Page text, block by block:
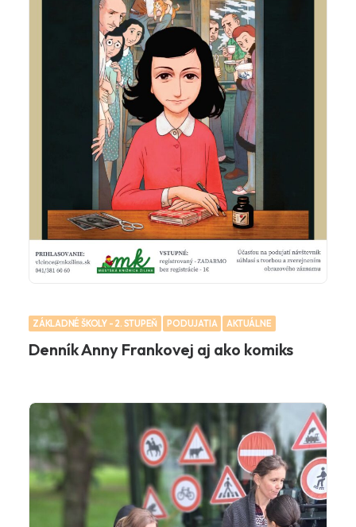
ZÁKLADNÉ ŠKOLY - 2. STUPEŇ PODUJATIA AKTUÁLNE
Denník Anny Frankovej aj ako komiks